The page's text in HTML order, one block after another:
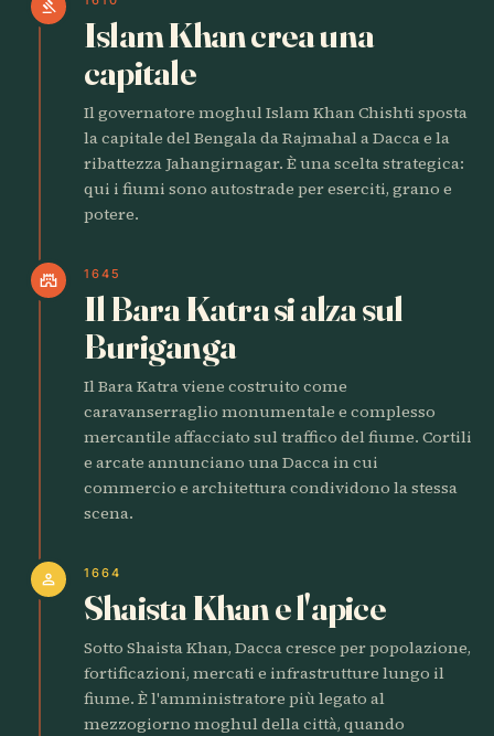
gavel
Islam Khan crea una
capitale
Il governatore moghul Islam Khan Chishti sposta
la capitale del Bengala da Rajmahal a Dacca e la
ribattezza Jahangirnagar. È una scelta strategica:
qui i fiumi sono autostrade per eserciti, grano e
potere.
castle 1645
Il Bara Katra si alza sul
Buriganga
Il Bara Katra viene costruito come
caravanserraglio monumentale e complesso
mercantile affacciato sul traffico del fiume. Cortili
e arcate annunciano una Dacca in cui
commercio e architettura condividono la stessa
scena.
person 1664
Shaista Khan e l'apice
Sotto Shaista Khan, Dacca cresce per popolazione,
fortificazioni, mercati e infrastrutture lungo il
fiume. È l'amministratore più legato al
mezzogiorno moghul della città, quando